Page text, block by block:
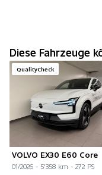
Diese Fahrzeuge
QualityCheck
VOLVO EX30 E60 Core
01/2026 - 5'358 km - 272 PS